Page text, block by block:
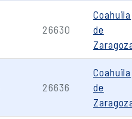
26630
Coahuila
de
26636
Coahuila
de